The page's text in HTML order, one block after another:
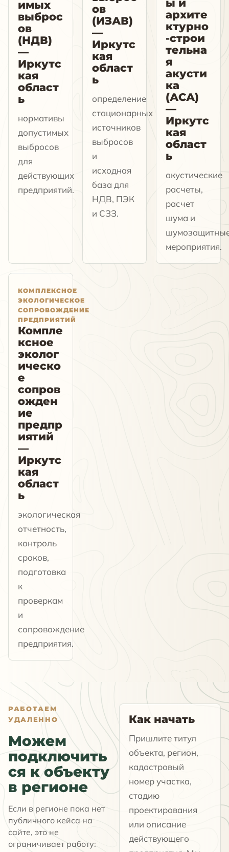
имых
выброс
ов
(НДВ)
—
Иркутс
кая
област
ь
нормативы
допустимых
выбросов
для
действующих
предприятий.
ов
(ИЗАВ)
—
Иркутс
кая
област
ь
определение
стационарных
источников
выбросов
и
исходная
база для
НДВ, ПЭК
и СЗЗ.
ы и
архите
ктурно
-строи
тельна
я
акусти
ка
(АСА)
—
Иркутс
кая
област
ь
акустические
расчеты,
расчет
шума и
мероприятия.
КОМПЛЕКСНОЕ
ЭКОЛОГИЧЕСКОЕ
СОПРОВОЖДЕНИЕ
ПРЕДПРИЯТИЙ
Компле
ксное
эколог
ическо
е
сопров
ожден
ие
предпр
иятий
—
Иркутс
кая
област
ь
экологическая
отчетность,
контроль
сроков,
подготовка
к
проверкам
и
сопровождение
предприятия.
РАБОТАЕМ
УДАЛЕННО
Можем
подключить
ся к объекту
в регионе
Если в регионе пока нет
публичного кейса на
сайте, это не
ограничивает работу:
Как начать
Пришлите титул
объекта, регион,
кадастровый
номер участка,
стадию
проектирования
или описание
действующего